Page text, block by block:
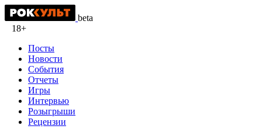
beta
18+
Посты
Новости
События
Отчеты
Игры
Интервью
Розыгрыши
Рецензии